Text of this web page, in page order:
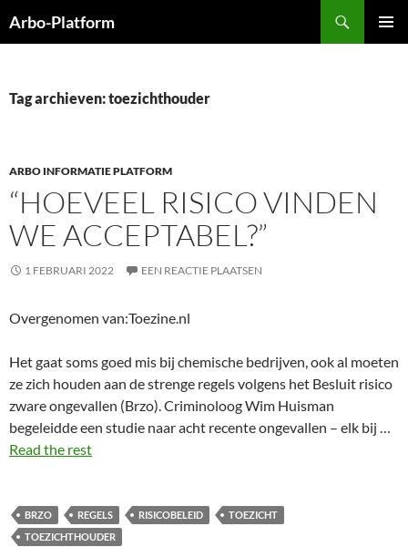
naar
Arbo-Platform
Tag archieven: toezichthouder
ARBO INFORMATIE PLATFORM
“HOEVEEL RISICO VINDEN
WE ACCEPTABEL?”
1 FEBRUARI 2022 EEN REACTIE PLAATSEN
Overgenomen van:Toezine.nl
Het gaat soms goed mis bij chemische bedrijven, ook al moeten
ze zich houden aan de strenge regels volgens het Besluit risico
zware ongevallen (Brzo). Criminoloog Wim Huisman
begeleidde een studie naar acht recente ongevallen – elk bij …
Read the rest
BRZO REGELS RISICOBELEID
TOEZICHT
TOEZICHTHOUDER